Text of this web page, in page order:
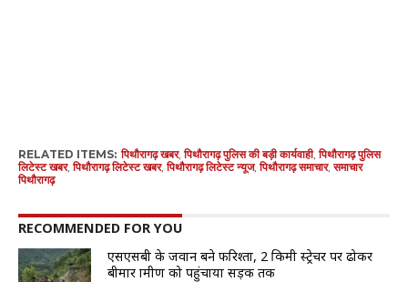
RELATED ITEMS: पिथौरागढ़ खबर,पिथौरागढ़ पुलिस की बड़ी कार्यवाही,पिथौरागढ़ पुलिस
लिटेस्ट खबर,पिथौरागढ़ लिटेस्ट खबर,पिथौरागढ़ लिटेस्ट न्यूज,पिथौरागढ़ समाचार,समाचार
पिथौरागढ़
RECOMMENDED FOR YOU
एसएसबी के जवान बने फरिश्ता, 2 किमी स्ट्रेचर पर ढोकर
बीमार ग्रामीण को पहुंचाया सड़क तक